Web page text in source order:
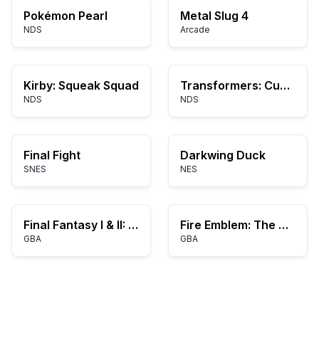
Pokémon Pearl
NDS
Metal Slug 4
Arcade
Kirby: Squeak Squad
NDS
Transformers: Cuộc chiến vì Cybertron - Phe Autobot
NDS
Final Fight
SNES
Darkwing Duck
NES
Final Fantasy I & II: Bình Minh của Linh Hồn
GBA
Fire Emblem: The Blazing Blade
GBA